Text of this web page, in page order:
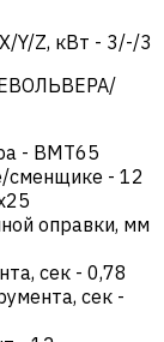
Y/Z, кВт - 3/-/3
- BMT65
сменщике - 12
оправки, мм
сек - 0,78
сек -